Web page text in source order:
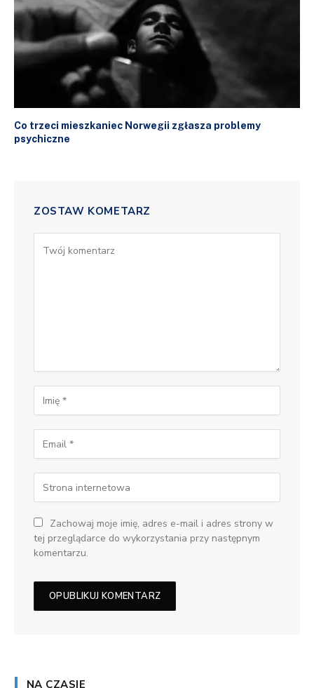
Co trzeci mieszkaniec Norwegii zgłasza problemy
psychiczne
ZOSTAW KOMETARZ
Zachowaj moje imię, adres e-mail i adres strony w
tej przeglądarce do wykorzystania przy następnym
komentarzu.
NA CZASIE